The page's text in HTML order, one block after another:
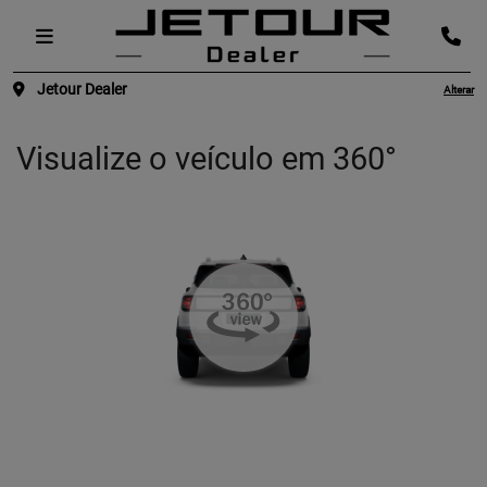
Jetour Dealer Alterar
Visualize o veículo em 360°